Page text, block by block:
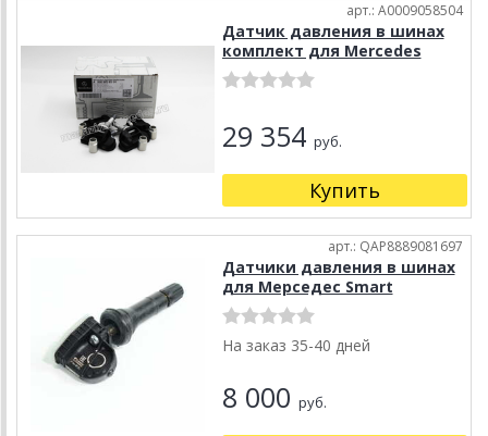
арт.: A0009058504
Датчик давления в шинах
комплект для Mercedes
29 354 руб.
Купить
арт.: QAP8889081697
Датчики давления в шинах
для Мерседес Smart
На заказ 35-40 дней
8 000 руб.